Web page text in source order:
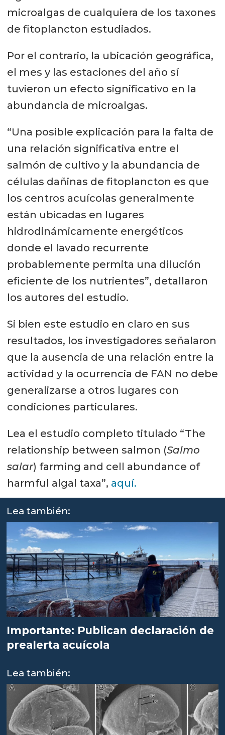
microalgas de cualquiera de los taxones
de fitoplancton estudiados.
Por el contrario, la ubicación geográfica,
el mes y las estaciones del año sí
tuvieron un efecto significativo en la
abundancia de microalgas.
“Una posible explicación para la falta de
una relación significativa entre el
salmón de cultivo y la abundancia de
células dañinas de fitoplancton es que
los centros acuícolas generalmente
están ubicadas en lugares
hidrodinámicamente energéticos
donde el lavado recurrente
probablemente permita una dilución
eficiente de los nutrientes”, detallaron
los autores del estudio.
Si bien este estudio en claro en sus
resultados, los investigadores señalaron
que la ausencia de una relación entre la
actividad y la ocurrencia de FAN no debe
generalizarse a otros lugares con
condiciones particulares.
Lea el estudio completo titulado “The
relationship between salmon (Salmo
salar) farming and cell abundance of
harmful algal taxa”, aquí.
Lea también:
Importante: Publican declaración de
prealerta acuícola
Lea también: